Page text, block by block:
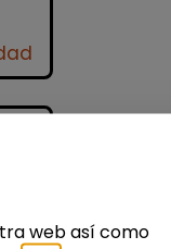
web así como